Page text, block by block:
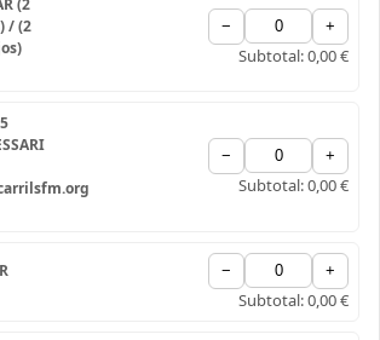
/ (2
− +
Subtotal:0,00 €
− +
Subtotal:0,00 €
− +
Subtotal:0,00 €